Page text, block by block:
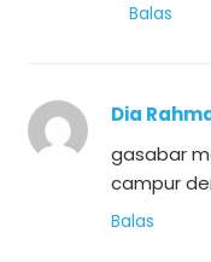
Balas
Dia
gasabar
campur
Balas